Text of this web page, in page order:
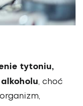
tytoniu,
, choć